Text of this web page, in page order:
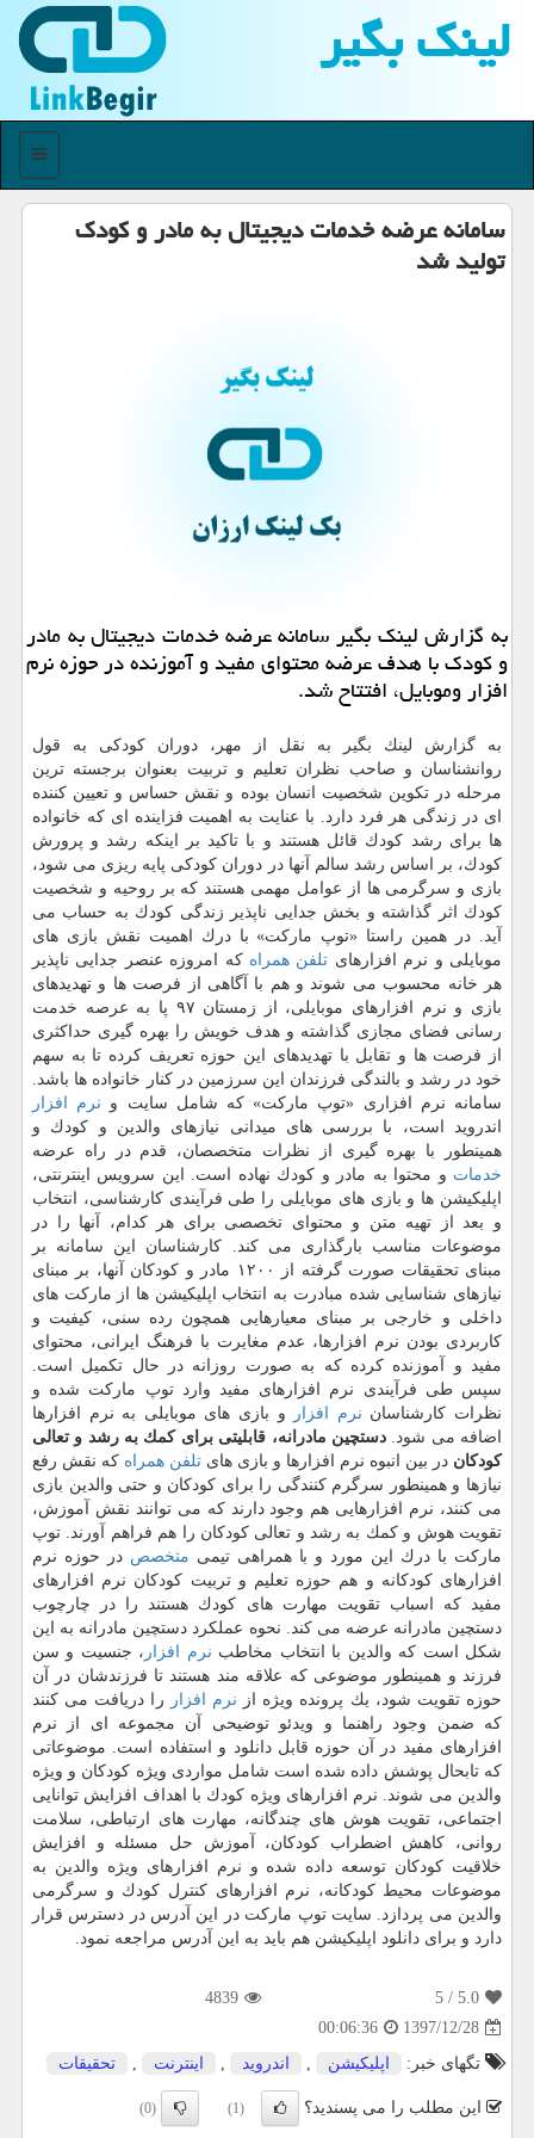
لینك بگیر
منو
سامانه عرضه خدمات دیجیتال به مادر و كودك
تولید شد
به گزارش لینك بگیر سامانه عرضه خدمات دیجیتال به مادر
و كودك با هدف عرضه محتوای مفید و آموزنده در حوزه نرم
افزار وموبایل، افتتاح شد.
به گزارش لینك بگیر به نقل از مهر، دوران كودكی به قول
روانشناسان و صاحب نظران تعلیم و تربیت بعنوان برجسته ترین
مرحله در تكوین شخصیت انسان بوده و نقش حساس و تعیین كننده
ای در زندگی هر فرد دارد. با عنایت به اهمیت فزاینده ای كه خانواده
ها برای رشد كودك قائل هستند و با تاكید بر اینكه رشد و پرورش
كودك، بر اساس رشد سالم آنها در دوران كودكی پایه ریزی می شود،
بازی و سرگرمی ها از عوامل مهمی هستند كه بر روحیه و شخصیت
كودك اثر گذاشته و بخش جدایی ناپذیر زندگی كودك به حساب می
آید. در همین راستا «توپ ماركت» با درك اهمیت نقش بازی های
موبایلی و نرم افزارهای تلفن همراه كه امروزه عنصر جدایی ناپذیر
هر خانه محسوب می شوند و هم با آگاهی از فرصت ها و تهدیدهای
بازی و نرم افزارهای موبایلی، از زمستان ۹۷ پا به عرصه خدمت
رسانی فضای مجازی گذاشته و هدف خویش را بهره گیری حداكثری
از فرصت ها و تقابل با تهدیدهای این حوزه تعریف كرده تا به سهم
خود در رشد و بالندگی فرزندان این سرزمین در كنار خانواده ها باشد.
سامانه نرم افزاری «توپ ماركت» كه شامل سایت و نرم افزار
اندروید است، با بررسی های میدانی نیازهای والدین و كودك و
همینطور با بهره گیری از نظرات متخصصان، قدم در راه عرضه
خدمات و محتوا به مادر و كودك نهاده است. این سرویس اینترنتی،
اپلیكیشن ها و بازی های موبایلی را طی فرآیندی كارشناسی، انتخاب
و بعد از تهیه متن و محتوای تخصصی برای هر كدام، آنها را در
موضوعات مناسب بارگذاری می كند. كارشناسان این سامانه بر
مبنای تحقیقات صورت گرفته از ۱۲۰۰ مادر و كودكان آنها، بر مبنای
نیازهای شناسایی شده مبادرت به انتخاب اپلیكیشن ها از ماركت های
داخلی و خارجی بر مبنای معیارهایی همچون رده سنی، كیفیت و
كاربردی بودن نرم افزارها، عدم مغایرت با فرهنگ ایرانی، محتوای
مفید و آموزنده كرده كه به صورت روزانه در حال تكمیل است.
سپس طی فرآیندی نرم افزارهای مفید وارد توپ ماركت شده و
نظرات كارشناسان نرم افزار
و بازی های موبایلی به نرم افزارها
اضافه می شود.دستچین مادرانه، قابلیتی برای كمك به رشد و تعالی
كودكان در بین انبوه نرم افزارها و بازی های تلفن همراه كه نقش رفع
نیازها و همینطور سرگرم كنندگی را برای كودكان و حتی والدین بازی
می كنند، نرم افزارهایی هم وجود دارند كه می توانند نقش آموزش،
تقویت هوش و كمك به رشد و تعالی كودكان را هم فراهم آورند. توپ
ماركت با درك این مورد و با همراهی تیمی متخصص در حوزه نرم
افزارهای كودكانه و هم حوزه تعلیم و تربیت كودكان نرم افزارهای
مفید كه اسباب تقویت مهارت های كودك هستند را در چارچوب
دستچین مادرانه عرضه می كند. نحوه عملكرد دستچین مادرانه به این
شكل است كه والدین با انتخاب مخاطب نرم افزار ، جنسیت و سن
فرزند و همینطور موضوعی كه علاقه مند هستند تا فرزندشان در آن
حوزه تقویت شود، یك پرونده ویژه از نرم افزار
را دریافت می كنند
كه ضمن وجود راهنما و ویدئو توضیحی آن مجموعه ای از نرم
افزارهای مفید در آن حوزه قابل دانلود و استفاده است. موضوعاتی
كه تابحال پوشش داده شده است شامل مواردی ویژه كودكان و ویژه
والدین می شوند. نرم افزارهای ویژه كودك با اهداف افزایش توانایی
اجتماعی، تقویت هوش های چندگانه، مهارت های ارتباطی، سلامت
روانی، كاهش اضطراب كودكان، آموزش حل مسئله و افزایش
خلاقیت كودكان توسعه داده شده و نرم افزارهای ویژه والدین به
موضوعات محیط كودكانه، نرم افزارهای كنترل كودك و سرگرمی
والدین می پردازد. سایت توپ ماركت در این آدرس در دسترس قرار
دارد و برای دانلود اپلیكیشن هم باید به این آدرس مراجعه نمود.
5.0
/ 5
4839
1397/12/28
00:06:36
تگهای خبر:
اپلیكیشن , اندروید , اینترنت , تحقیقات
این مطلب را می پسندید؟ (1)
(0)